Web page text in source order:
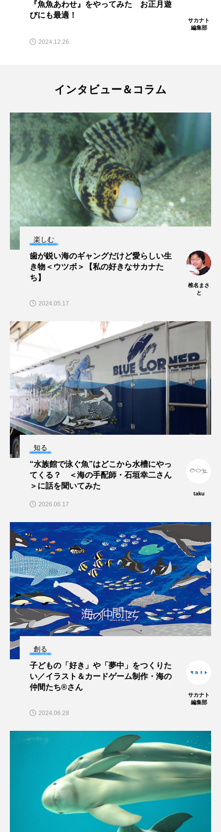
『魚魚あわせ』をやってみた お正月遊
びにも最適！
サカナト
編集部
2024.12.26
インタビュー＆コラム
楽しむ
歯が鋭い海のギャングだけど愛らしい生
き物＜ウツボ＞【私の好きなサカナた
ち】
椎名まさ
と
2024.05.17
知る
“水族館で泳ぐ魚”はどこから水槽にやっ
てくる？ ＜海の手配師・石垣幸二さん
＞に話を聞いてみた
taku
2026.06.17
創る
子どもの「好き」や「夢中」をつくりた
い／イラスト＆カードゲーム制作・海の
仲間たち®さん
サカナト
編集部
2024.06.28